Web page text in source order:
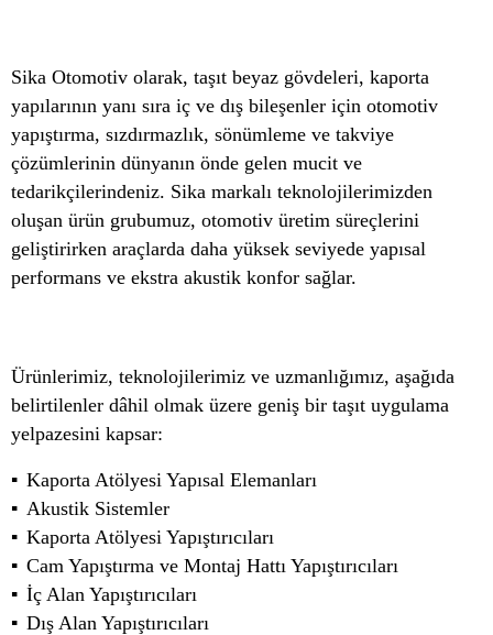
Sika Otomotiv olarak, taşıt beyaz gövdeleri, kaporta
yapılarının yanı sıra iç ve dış bileşenler için otomotiv
yapıştırma, sızdırmazlık, sönümleme ve takviye
çözümlerinin dünyanın önde gelen mucit ve
tedarikçilerindeniz. Sika markalı teknolojilerimizden
oluşan ürün grubumuz, otomotiv üretim süreçlerini
geliştirirken araçlarda daha yüksek seviyede yapısal
performans ve ekstra akustik konfor sağlar.
Ürünlerimiz, teknolojilerimiz ve uzmanlığımız, aşağıda
belirtilenler dâhil olmak üzere geniş bir taşıt uygulama
yelpazesini kapsar:
Kaporta Atölyesi Yapısal Elemanları
Akustik Sistemler
Kaporta Atölyesi Yapıştırıcıları
Cam Yapıştırma ve Montaj Hattı Yapıştırıcıları
İç Alan Yapıştırıcıları
Dış Alan Yapıştırıcıları